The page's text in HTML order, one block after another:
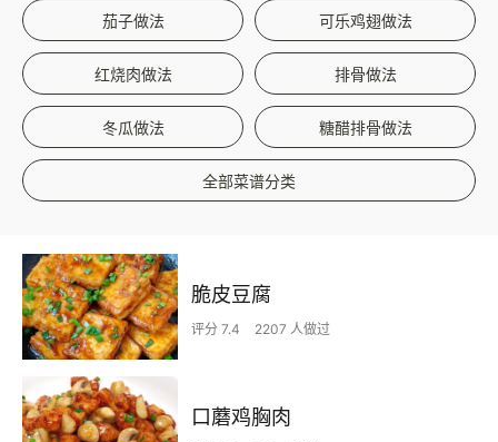
茄子做法 可乐鸡翅做法
红烧肉做法 排骨做法
冬瓜做法 糖醋排骨做法
全部菜谱分类
脆皮豆腐
评分 7.4 2207 人做过
口蘑鸡胸肉